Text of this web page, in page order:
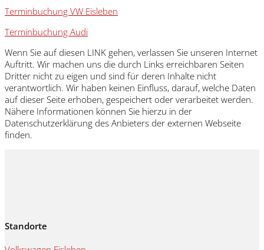
Terminbuchung VW Eisleben
Terminbuchung Audi
Wenn Sie auf diesen LINK gehen, verlassen Sie unseren Internet
Auftritt. Wir machen uns die durch Links erreichbaren Seiten
Dritter nicht zu eigen und sind für deren Inhalte nicht
verantwortlich. Wir haben keinen Einfluss, darauf, welche Daten
auf dieser Seite erhoben, gespeichert oder verarbeitet werden.
Nähere Informationen können Sie hierzu in der
Datenschutzerklärung des Anbieters der externen Webseite
finden.
Standorte